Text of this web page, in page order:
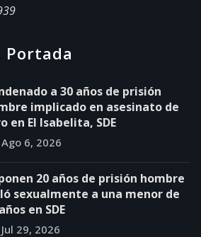
Portada
a 30 años de prisión
implicado en asesinato de
en El Isabelita, SDE
Ago 6, 2026
20 años de prisión hombre
sexualmente a una menor de
en SDE
Jul 29, 2026